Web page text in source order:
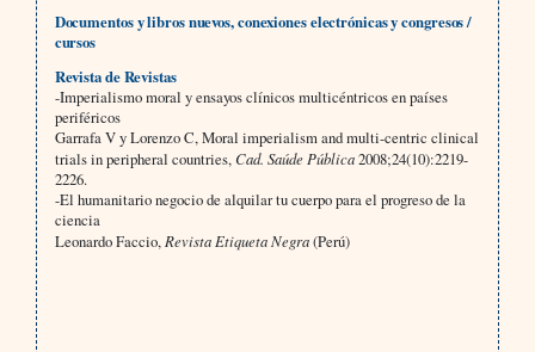
Documentos y libros nuevos, conexiones electrónicas y congresos /
cursos
Revista de Revistas
-Imperialismo moral y ensayos clínicos multicéntricos en países
periféricos
Garrafa V y Lorenzo C, Moral imperialism and multi-centric clinical
trials in peripheral countries,Cad. Saúde Pública2008;24(10):2219-
2226.
-El humanitario negocio de alquilar tu cuerpo para el progreso de la
ciencia
Leonardo Faccio, Revista Etiqueta Negra(Perú)